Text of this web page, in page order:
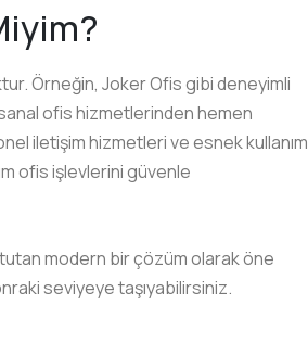
Örneğin, Joker Ofis gibi deneyimli
ofis hizmetlerinden hemen
iletişim hizmetleri ve esnek kullanım
ofis işlevlerini güvenle
modern bir çözüm olarak öne
seviyeye taşıyabilirsiniz.